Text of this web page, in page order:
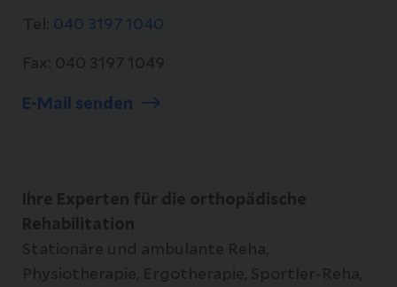
Tel: 040 3197 1040
Fax: 040 3197 1049
E-Mail senden
Ihre Experten für die orthopädische
Rehabilitation
Stationäre und ambulante Reha,
Physiotherapie, Ergotherapie, Sportler-Reha,